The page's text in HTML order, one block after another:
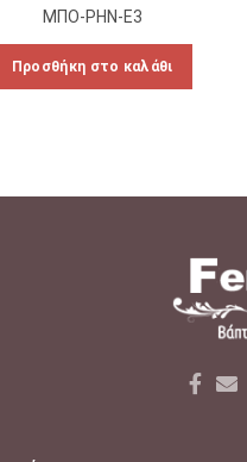
ΜΠΟ-ΡΗΝ-Ε3
Προσθήκη στο καλάθι